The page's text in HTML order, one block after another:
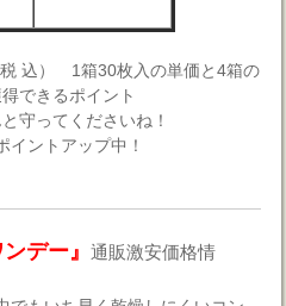
込） 1箱30枚入の単価と4箱の
できるポイント
守ってくださいね！
イントアップ中！
ンデー』通販激安価格情